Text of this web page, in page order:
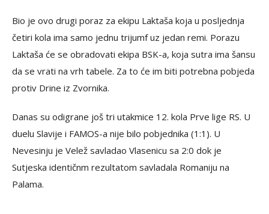
Bio je ovo drugi poraz za ekipu Laktaša koja u posljednja
četiri kola ima samo jednu trijumf uz jedan remi. Porazu
Laktaša će se obradovati ekipa BSK-a, koja sutra ima šansu
da se vrati na vrh tabele. Za to će im biti potrebna pobjeda
protiv Drine iz Zvornika.
Danas su odigrane još tri utakmice 12. kola Prve lige RS. U
duelu Slavije i FAMOS-a nije bilo pobjednika (1:1). U
Nevesinju je Velež savladao Vlasenicu sa 2:0 dok je
Sutjeska identičnm rezultatom savladala Romaniju na
Palama.